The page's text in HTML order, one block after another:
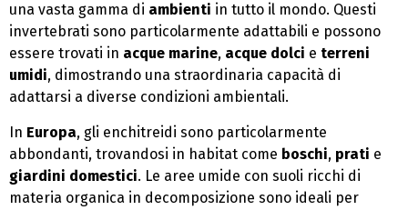
una vasta gamma di ambienti in tutto il mondo. Questi
invertebrati sono particolarmente adattabili e possono
essere trovati in acque marine, acque dolci e terreni
umidi, dimostrando una straordinaria capacità di
adattarsi a diverse condizioni ambientali.
In Europa, gli enchitreidi sono particolarmente
abbondanti, trovandosi in habitat come boschi, prati e
giardini domestici. Le aree umide con suoli ricchi di
materia organica in decomposizione sono ideali per